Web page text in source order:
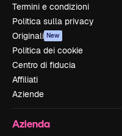
Termini e condizioni
Politica sulla privacy
Originali New
Politica dei cookie
Centro di fiducia
Affiliati
Aziende
Azienda